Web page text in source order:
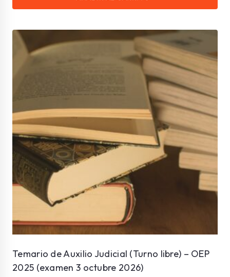
Temario de Auxilio Judicial (Turno libre) – OEP
2025 (examen 3 octubre 2026)